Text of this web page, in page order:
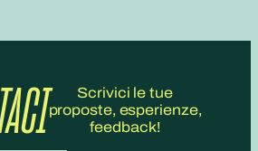
Scrivici le tue
proposte, esperienze,
feedback!